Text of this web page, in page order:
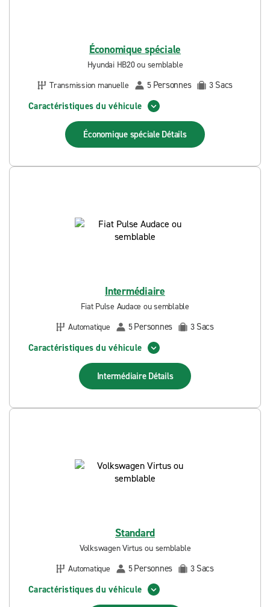
Économique spéciale
Hyundai HB20 ou semblable
Transmission manuelle
5 Personnes 3 Sacs
Caractéristiques du véhicule
Économique spéciale Détails
Intermédiaire
Fiat Pulse Audace ou semblable
Automatique
5Personnes 3 Sacs
Caractéristiques du véhicule
Intermédiaire Détails
Standard
Volkswagen Virtus ou semblable
Automatique
5Personnes 3 Sacs
Caractéristiques du véhicule